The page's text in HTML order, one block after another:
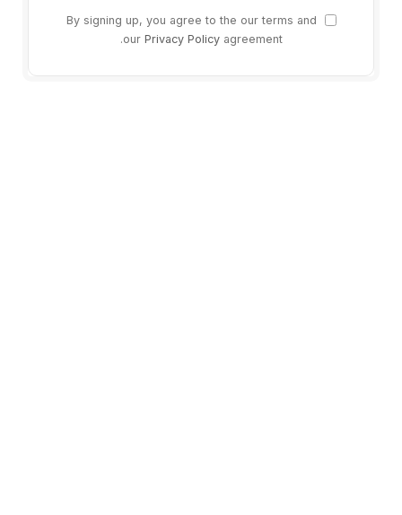
By signing up, you agree to the our terms and
our Privacy Policyagreement.